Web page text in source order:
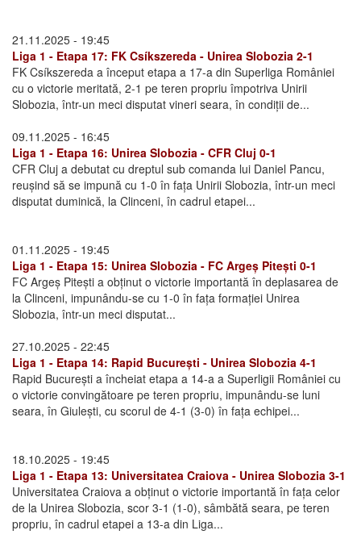
21.11.2025 - 19:45
Liga 1 - Etapa 17: FK Csíkszereda - Unirea Slobozia 2-1
FK Csíkszereda a început etapa a 17-a din Superliga României
cu o victorie meritată, 2-1 pe teren propriu împotriva Unirii
Slobozia, într-un meci disputat vineri seara, în condiții de...
09.11.2025 - 16:45
Liga 1 - Etapa 16: Unirea Slobozia - CFR Cluj 0-1
CFR Cluj a debutat cu dreptul sub comanda lui Daniel Pancu,
reușind să se impună cu 1-0 în fața Unirii Slobozia, într-un meci
disputat duminică, la Clinceni, în cadrul etapei...
01.11.2025 - 19:45
Liga 1 - Etapa 15: Unirea Slobozia - FC Argeș Pitești 0-1
FC Argeș Pitești a obținut o victorie importantă în deplasarea de
la Clinceni, impunându-se cu 1-0 în fața formației Unirea
Slobozia, într-un meci disputat...
27.10.2025 - 22:45
Liga 1 - Etapa 14: Rapid București - Unirea Slobozia 4-1
Rapid București a încheiat etapa a 14-a a Superligii României cu
o victorie convingătoare pe teren propriu, impunându-se luni
seara, în Giulești, cu scorul de 4-1 (3-0) în fața echipei...
18.10.2025 - 19:45
Liga 1 - Etapa 13: Universitatea Craiova - Unirea Slobozia 3-1
Universitatea Craiova a obținut o victorie importantă în fața celor
de la Unirea Slobozia, scor 3-1 (1-0), sâmbătă seara, pe teren
propriu, în cadrul etapei a 13-a din Liga...